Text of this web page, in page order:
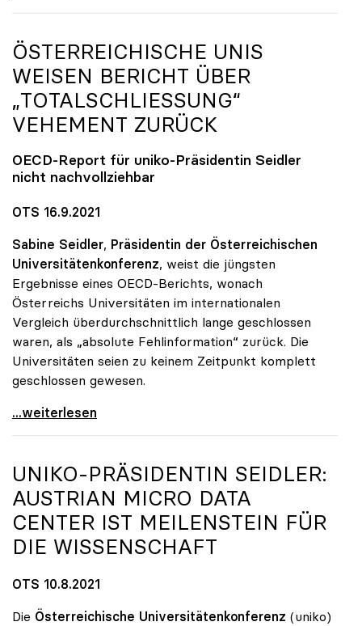
ÖSTERREICHISCHE UNIS
WEISEN BERICHT ÜBER
„TOTALSCHLIESSUNG“ V
EHEMENT ZURÜCK
OECD-Report für uniko-Präsidentin Seidler
nicht nachvollziehbar
OTS 16.9.2021
Sabine Seidler, Präsidentin der Österreichischen
Universitätenkonferenz, weist die jüngsten
Ergebnisse eines OECD-Berichts, wonach
Österreichs Universitäten im internationalen
Vergleich überdurchschnittlich lange geschlossen
waren, als „absolute Fehlinformation“ zurück. Die
Universitäten seien zu keinem Zeitpunkt komplett
geschlossen gewesen.
Österreichische Unis weisen Bericht über
...weiterlesen
UNIKO-PRÄSIDENTIN SEIDLER:
AUSTRIAN MICRO DATA
CENTER IST MEILENSTEIN FÜR
DIE WISSENSCHAFT
OTS 10.8.2021
Die Österreichische Universitätenkonferenz (uniko)